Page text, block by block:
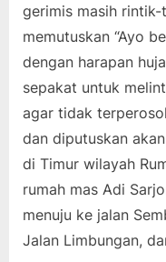
gerimis masih
memutuskan “Ayo
dengan harapan
sepakat untuk
agar tidak
dan diputuskan
di Timur wilayah
rumah mas Adi
menuju ke jalan
Jalan Limbungan,